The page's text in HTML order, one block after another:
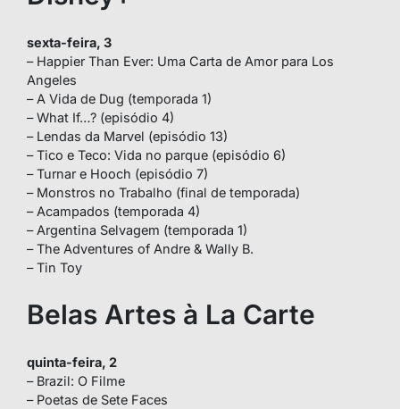
sexta-feira, 3
– Happier Than Ever: Uma Carta de Amor para Los
Angeles
– A Vida de Dug (temporada 1)
– What If…? (episódio 4)
– Lendas da Marvel (episódio 13)
– Tico e Teco: Vida no parque (episódio 6)
– Turnar e Hooch (episódio 7)
– Monstros no Trabalho (final de temporada)
– Acampados (temporada 4)
– Argentina Selvagem (temporada 1)
– The Adventures of Andre & Wally B.
– Tin Toy
Belas Artes à La Carte
quinta-feira, 2
– Brazil: O Filme
– Poetas de Sete Faces